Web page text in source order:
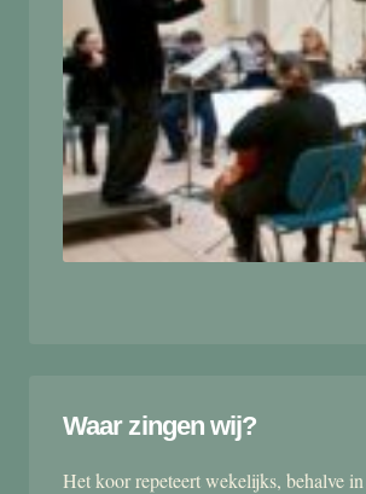
Waar zingen wij?
Het koor repeteert wekelijks, behalve